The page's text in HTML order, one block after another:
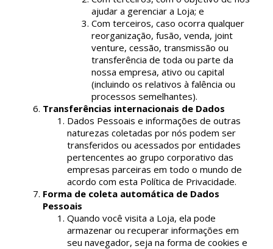
ajudar a gerenciar a Loja; e
Com terceiros, caso ocorra qualquer
reorganização, fusão, venda, joint
venture, cessão, transmissão ou
transferência de toda ou parte da
nossa empresa, ativo ou capital
(incluindo os relativos à falência ou
processos semelhantes).
Transferências internacionais de Dados
Dados Pessoais e informações de outras
naturezas coletadas por nós podem ser
transferidos ou acessados por entidades
pertencentes ao grupo corporativo das
empresas parceiras em todo o mundo de
acordo com esta Política de Privacidade.
Forma de coleta automática de Dados
Pessoais
Quando você visita a Loja, ela pode
armazenar ou recuperar informações em
seu navegador, seja na forma de cookies e